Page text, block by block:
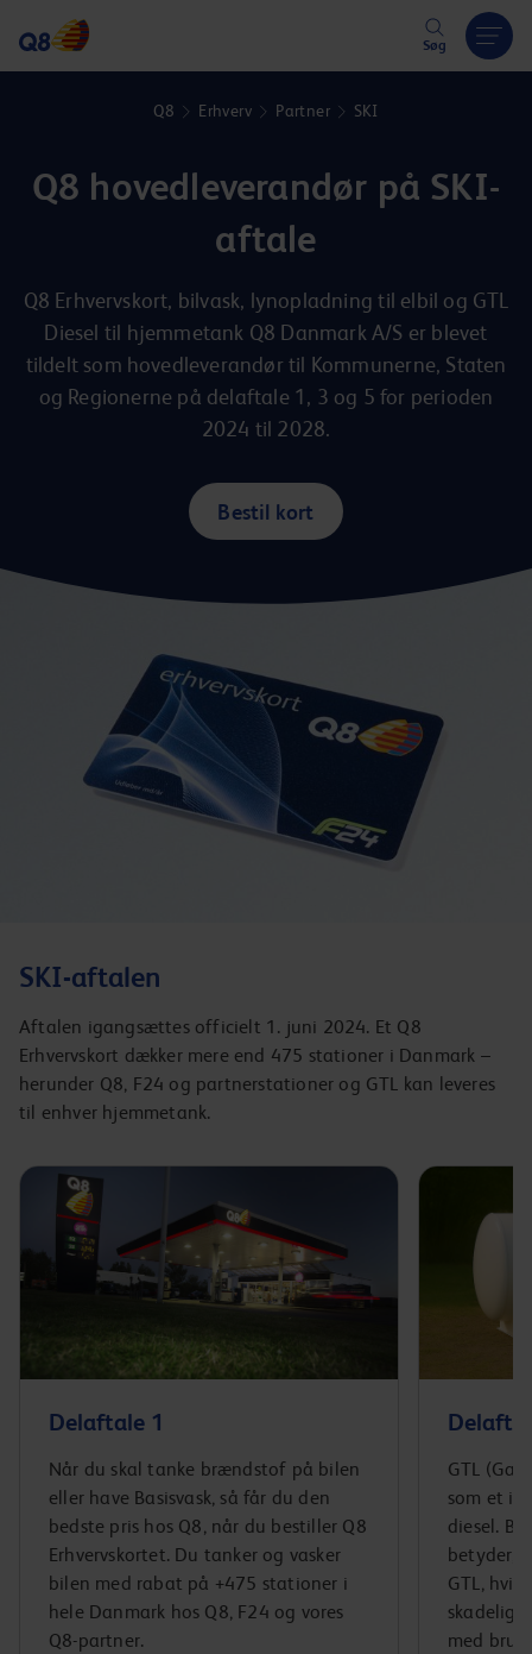
Søg
Q8 Erhverv Partner SKI
Q8 hovedleverandør på SKI-
aftale
Q8 Erhvervskort, bilvask, lynopladning til elbil og GTL
Diesel til hjemmetank Q8 Danmark A/S er blevet
tildelt som hovedleverandør til Kommunerne, Staten
og Regionerne på delaftale 1, 3 og 5 for perioden
2024 til 2028.
Bestil kort
SKI-aftalen
Aftalen igangsættes officielt 1. juni 2024. Et Q8
Erhvervskort dækker mere end 475 stationer i Danmark –
herunder Q8, F24 og partnerstationer og GTL kan leveres
til enhver hjemmetank.
Delaftale 1
Når du skal tanke brændstof på bilen
eller have Basisvask, så får du den
bedste pris hos Q8, når du bestiller Q8
Erhvervskortet. Du tanker og vasker
bilen med rabat på +475 stationer i
hele Danmark hos Q8, F24 og vores
Q8-partner.
GTL
som et
diesel.
betyder,
GTL,
med